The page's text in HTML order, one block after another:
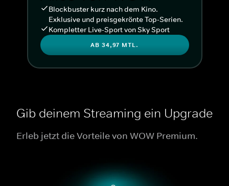
Blockbuster kurz nach dem Kino.
Exklusive und preisgekrönte Top-Serien.
Kompletter Live-Sport von Sky Sport
AB 34,97 MTL.
Gib deinem Streaming ein Upgrade
Erleb jetzt die Vorteile von WOW Premium.